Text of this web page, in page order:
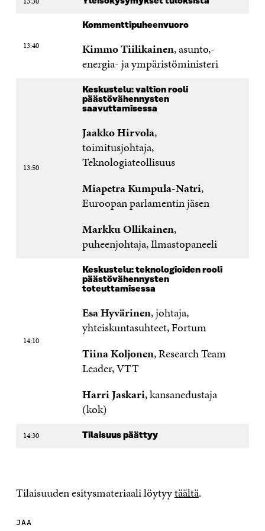
13:40
Kommenttipuheenvuoro
Kimmo Tiilikainen, asunto,-
energia- ja ympäristöministeri
13:50
Keskustelu: valtion rooli
päästövähennysten
saavuttamisessa
Jaakko Hirvola,
toimitusjohtaja,
Teknologiateollisuus
Miapetra Kumpula-Natri,
Euroopan parlamentin jäsen
Markku Ollikainen,
puheenjohtaja, Ilmastopaneeli
14:10
Keskustelu: teknologioiden rooli
päästövähennysten
toteuttamisessa
Esa Hyvärinen, johtaja,
yhteiskuntasuhteet, Fortum
Tiina Koljonen, Research Team
Leader, VTT
Harri Jaskari, kansanedustaja
(kok)
14:30 Tilaisuus päättyy
Tilaisuuden esitysmateriaali löytyytäältä.
JAA